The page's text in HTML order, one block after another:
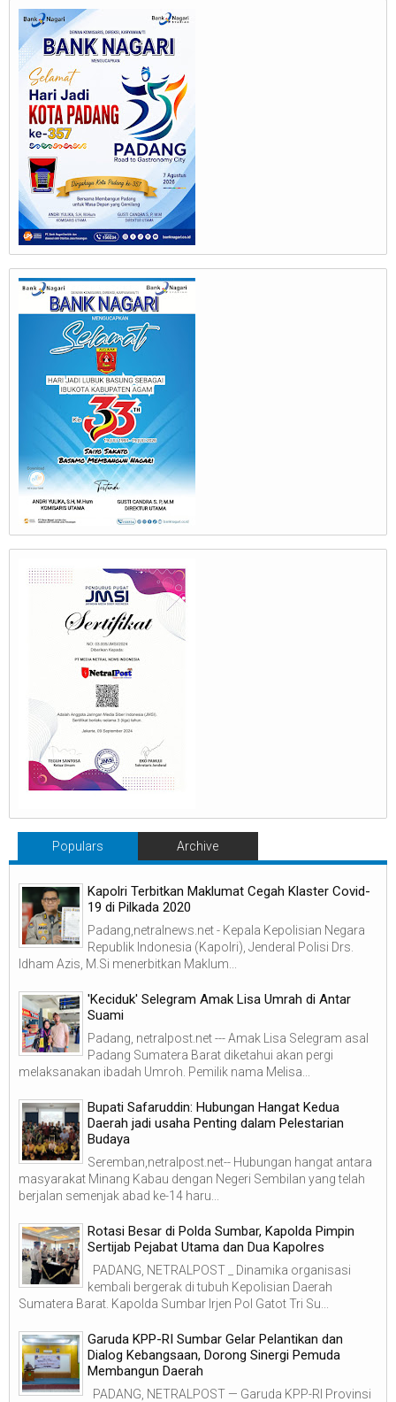
Populars Archive
Kapolri Terbitkan Maklumat Cegah Klaster Covid-
19 di Pilkada 2020
Padang,netralnews.net - Kepala Kepolisian Negara
Republik Indonesia (Kapolri), Jenderal Polisi Drs.
Idham Azis, M.Si menerbitkan Maklum...
'Keciduk' Selegram Amak Lisa Umrah di Antar
Suami
Padang, netralpost.net --- Amak Lisa Selegram asal
Padang Sumatera Barat diketahui akan pergi
melaksanakan ibadah Umroh. Pemilik nama Melisa...
Bupati Safaruddin: Hubungan Hangat Kedua
Daerah jadi usaha Penting dalam Pelestarian
Budaya
Seremban,netralpost.net-- Hubungan hangat antara
masyarakat Minang Kabau dengan Negeri Sembilan yang telah
berjalan semenjak abad ke-14 haru...
Rotasi Besar di Polda Sumbar, Kapolda Pimpin
Sertijab Pejabat Utama dan Dua Kapolres
PADANG, NETRALPOST _ Dinamika organisasi
kembali bergerak di tubuh Kepolisian Daerah
Sumatera Barat. Kapolda Sumbar Irjen Pol Gatot Tri Su...
Garuda KPP-RI Sumbar Gelar Pelantikan dan
Dialog Kebangsaan, Dorong Sinergi Pemuda
Membangun Daerah
PADANG, NETRALPOST — Garuda KPP-RI Provinsi